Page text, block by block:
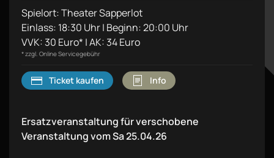
Spielort: Theater Sapperlot
Einlass: 18:30 Uhr | Beginn: 20:00 Uhr
VVK: 30 Euro* | AK: 34 Euro
* zzgl. Online Servicegebühr
Ticket kaufen Info
Ersatzveranstaltung für verschobene
Veranstaltung vom Sa 25.04.26